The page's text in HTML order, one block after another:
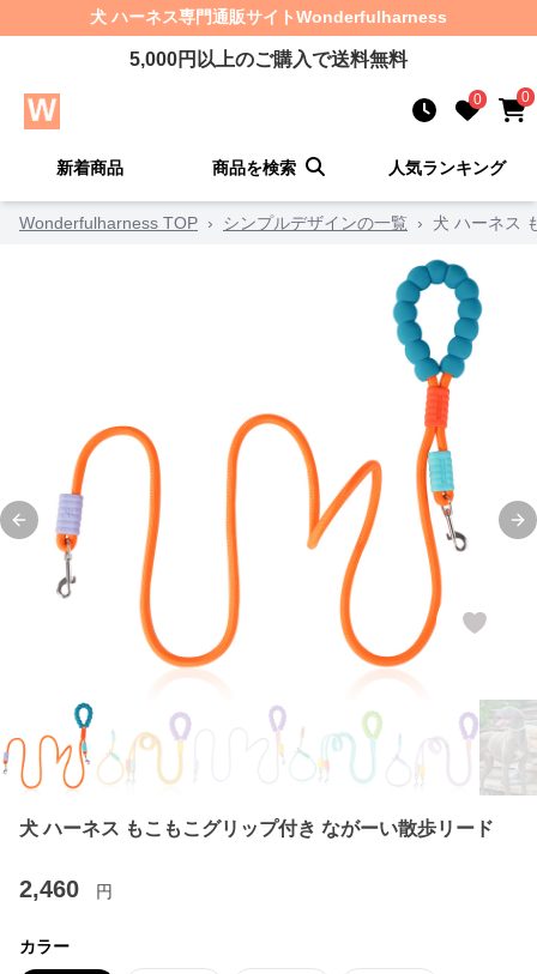
犬 ハーネス専門通販サイトWonderfulharness
5,000円以上のご購入で送料無料
0 0
新着商品 商品を検索 人気ランキング
Wonderfulharness TOP › シンプルデザインの一覧 › 犬 ハーネス
Previous slide
犬 ハーネス もこもこグリップ付き ながーい散歩リード
2,460 円
カラー